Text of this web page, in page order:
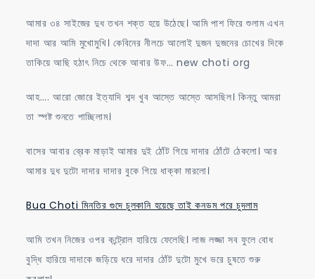
আমার ৩৪ সাইজের দুধ তখন শক্ত হয়ে উঠেছে। আমি পাশ ফিরে শুলাম এখন
দাদা আর আমি মুখোমুখি। কেবিনের নীলচে আলোই দুজন দুজনের চোখের দিকে
তাকিয়ে আছি হঠাৎ নিচে থেকে আবার উফ… new choti org
আহ…. আরো জোরে ইত্যাদি শব্দ খুব আস্তে আস্তে আসছিল। কিন্তু আমরা
তা স্পষ্ট শুনতে পাচ্ছিলাম।
বাসের আবার ব্রেক মাড়াই আমার দুই ঠোঁট গিয়ে দাদার ঠোঁটে ঠেকলো। আর
আমার দুধ দুটো দাদার দাদার বুকে গিয়ে ধাক্কা মারলো।
Bua Choti মিনতির গুদে চুলকানি হয়েছে তাই কনডম পরে চুদলাম
আমি তখন নিজের ওপর কন্ট্রোল হারিয়ে ফেলেছি। লাজ লজ্জা সব ফুলে বোধ
বুদ্ধি হারিয়ে দাদাকে জড়িয়ে ধরে দাদার ঠোঁট দুটো মুখে ভরে চুষতে শুরু